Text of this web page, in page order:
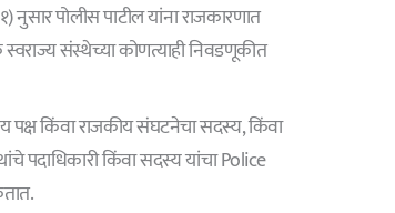
नुसार पोलीस पाटील यांना राजकारणात
संस्थेच्या कोणत्याही निवडणूकीत
पक्ष किंवा राजकीय संघटनेचा सदस्य, किंवा
पदाधिकारी किंवा सदस्य यांचा Police